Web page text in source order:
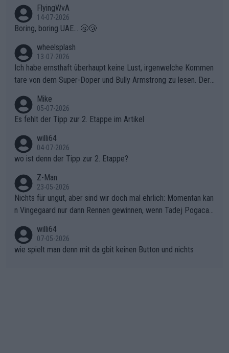
arbeit anderer.Niewiadomas Momentum: Niewiadoma nutzte g
enau diese Uneinigkeit im Verfolgerfeld, um ihren Rhythmus zu
finden und den Vorsprung in der gnadenlosen Windpassage de
s Berges kontinuierlich auszubauen.Die Quittung im FinaleReus
sers Einbruch: Erst als Reusser komplett einbrach, übernahm V
ollering die Initiative.Zu spätes Erwachen: Zu diesem Zeitpunkt
war das Loch zu Niewiadoma bereits zu groß, um es im Allein
en.Teurer Sekundenpoker: Die Quittung sind nun 15 Sekunden
Rückstand im Gesamtklassement – ein Polster, das Niewiado
gibt. Diese Etappe wird sicher als der psychologische Wendep
unkt dieser Tour in die Geschichte eingehen. Wenn man bei so
einem harten Aufstieg einmal den Moment verpasst und der K
onkurrentin die "zweite Luft" schenkt, ist der Schaden am Ber
g kaum noch zu reparieren.Vor uns liegt nun das große Finale R
ichtung Nizza. Niewiadoma hat psychologisch Oberwasser, ab
er SD Worx und Vollering müssen jetzt All-In gehen. (gregman
n)
FlyingWvA
14-07-2026
Boring, boring UAE... 🥱😴
wheelsplash
13-07-2026
Ich habe ernsthaft überhaupt keine Lust, irgenwelche Kommen
tare von dem Super-Doper und Bully Armstrong zu lesen. Der
r die gehört nicht in dieses Medium!
Mike
05-07-2026
Es fehlt der Tipp zur 2. Etappe im Artikel
willi64
04-07-2026
wo ist denn der Tipp zur 2. Etappe?
Z-Man
23-05-2026
Nichts für ungut, aber sind wir doch mal ehrlich: Momentan kan
n Vingegaard nur dann Rennen gewinnen, wenn Tadej Pogacar
willi64
07-05-2026
wie spielt man denn mit da gbit keinen Button und nichts